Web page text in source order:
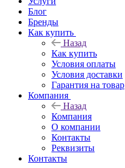
Блог
Бренды
Как купить
Назад
Как купить
Условия оплаты
Условия доставки
Гарантия на товар
Компания
Назад
Компания
О компании
Контакты
Реквизиты
Контакты